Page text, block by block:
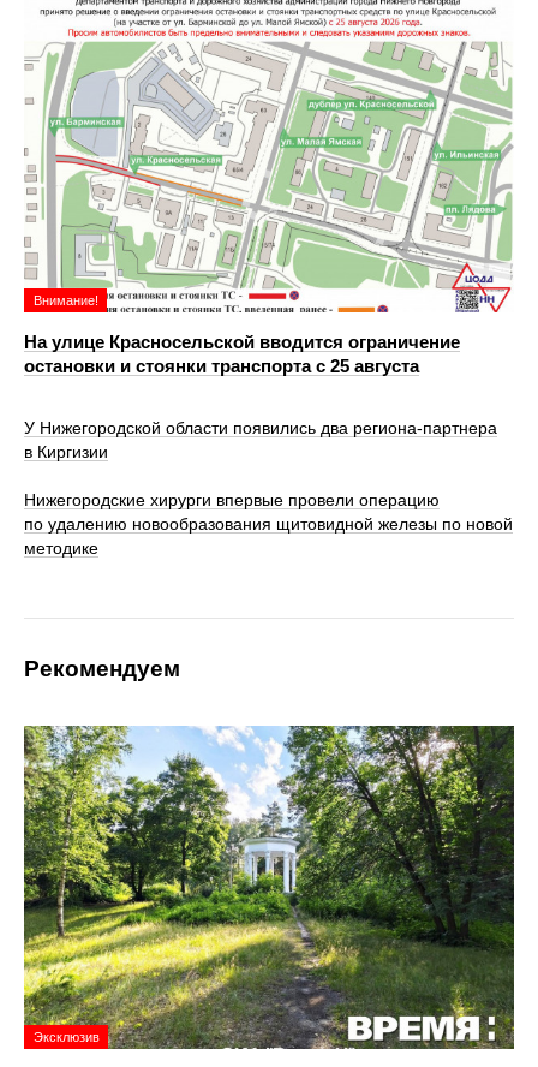
Внимание!
На улице Красносельской вводится ограничение
остановки и стоянки транспорта с 25 августа
У Нижегородской области появились два региона-партнера
в Киргизии
Нижегородские хирурги впервые провели операцию
по удалению новообразования щитовидной железы по новой
методике
Рекомендуем
Эксклюзив